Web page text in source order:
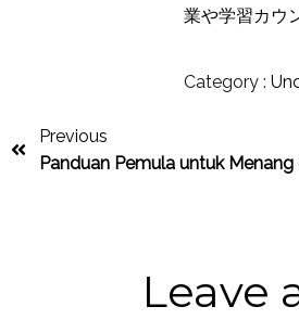
業や学習カウ
Category :
Previous
Panduan Pemula untuk Menang
Leave